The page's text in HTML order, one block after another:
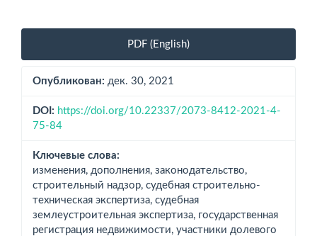
Боковая
панель
статьи
PDF (English)
Опубликован: дек. 30, 2021
DOI: https://doi.org/10.22337/2073-8412-2021-4-
75-84
Ключевые слова:
изменения, дополнения, законодательство,
строительный надзор, судебная строительно-
техническая экспертиза, судебная
землеустроительная экспертиза, государственная
регистрация недвижимости, участники долевого